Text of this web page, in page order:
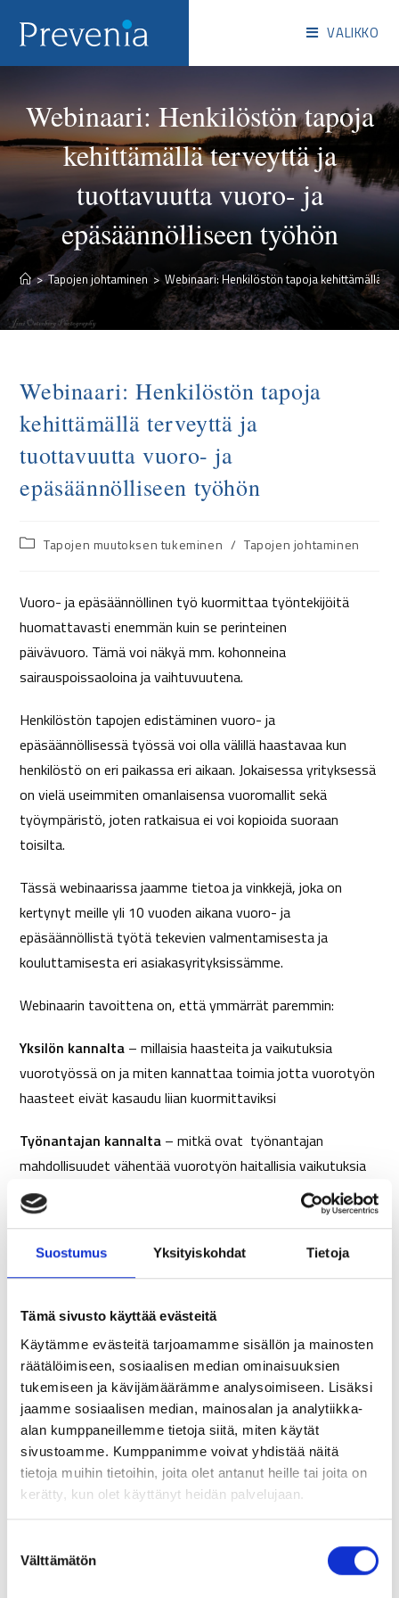
Suostumus Yksityiskohdat Tietoja
Tämä sivusto käyttää evästeitä
Käytämme evästeitä tarjoamamme sisällön ja mainosten
räätälöimiseen, sosiaalisen median ominaisuuksien
tukemiseen ja kävijämäärämme analysoimiseen. Lisäksi
jaamme sosiaalisen median, mainosalan ja analytiikka-
alan kumppaneillemme tietoja siitä, miten käytät
sivustoamme. Kumppanimme voivat yhdistää näitä
tietoja muihin tietoihin, joita olet antanut heille tai joita on
kerätty, kun olet käyttänyt heidän palvelujaan.
Välttämätön
VALIKKO
Webinaari: Henkilöstön tapoja
kehittämällä terveyttä ja
tuottavuutta vuoro- ja
epäsäännölliseen työhön
> Tapojen johtaminen > Webinaari: Henkilöstön tapoja kehittämällä
Webinaari: Henkilöstön tapoja
kehittämällä terveyttä ja
tuottavuutta vuoro- ja
epäsäännölliseen työhön
Tapojen muutoksen tukeminen / Tapojen johtaminen
Vuoro- ja epäsäännöllinen työ kuormittaa työntekijöitä
huomattavasti enemmän kuin se perinteinen
päivävuoro. Tämä voi näkyä mm. kohonneina
sairauspoissaoloina ja vaihtuvuutena.
Henkilöstön tapojen edistäminen vuoro- ja
epäsäännöllisessä työssä voi olla välillä haastavaa kun
henkilöstö on eri paikassa eri aikaan. Jokaisessa yrityksessä
on vielä useimmiten omanlaisensa vuoromallit sekä
työympäristö, joten ratkaisua ei voi kopioida suoraan
toisilta.
Tässä webinaarissa jaamme tietoa ja vinkkejä, joka on
kertynyt meille yli 10 vuoden aikana vuoro- ja
epäsäännöllistä työtä tekevien valmentamisesta ja
kouluttamisesta eri asiakasyrityksissämme.
Webinaarin tavoittena on, että ymmärrät paremmin:
Yksilön kannalta – millaisia haasteita ja vaikutuksia
vuorotyössä on ja miten kannattaa toimia jotta vuorotyön
haasteet eivät kasaudu liian kuormittaviksi
Työnantajan kannalta – mitkä ovat työnantajan
mahdollisuudet vähentää vuorotyön haitallisia vaikutuksia
työntekijöille
Ps. Mikäli haluat itsellesi muistutuksen kun meiltä ilmestyy
uutta sisältöä, niin tilaa ohesta blogimme itsellesi =>